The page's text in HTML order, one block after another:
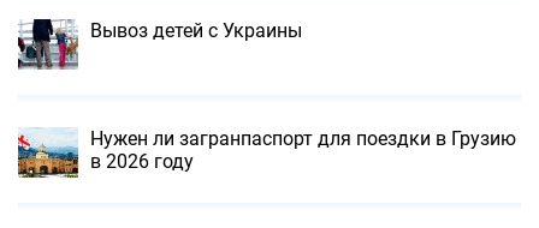
Вывоз детей с Украины
Нужен ли загранпаспорт для поездки в Грузию
в 2026 году